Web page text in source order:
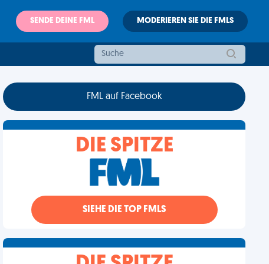
SENDE DEINE FML MODERIEREN SIE DIE FMLS
FML auf Facebook
DIE SPITZE
SIEHE DIE TOP FMLS